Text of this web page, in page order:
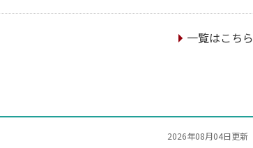
一覧はこちら
2026年08月04日更新